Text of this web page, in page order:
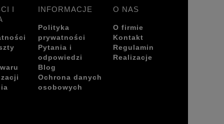
I
INFORMACJE
Polityka
prywatności
Pytania i
odpowiedzi
Blog
Ochrona danych
osobowych
O NAS
O firmie
Kontakt
Regulamin
Realizacje